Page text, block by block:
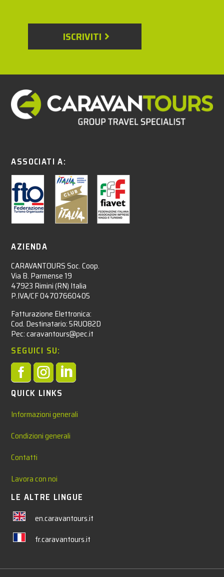
ISCRIVITI
ASSOCIATI A:
AZIENDA
CARAVANTOURS Soc. Coop.
Via B. Parmense 19
47923 Rimini (RN) Italia
P.IVA/CF 04707660405
Fatturazione Elettronica:
Cod. Destinatario: 5RUO82D
Pec: caravantours@pec.it
SEGUICI SU:

QUICK LINKS
Informazioni generali
Condizioni generali
Contatti
Lavora con noi
LE ALTRE LINGUE
en.caravantours.it
fr.caravantours.it